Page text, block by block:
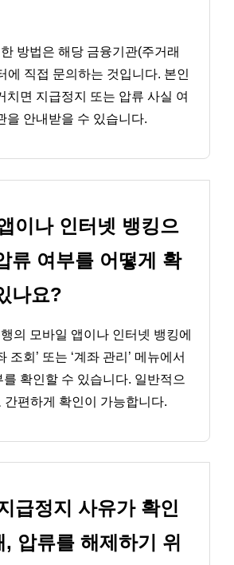
방법은 해당 금융기관(주거래
에 직접 문의하는 것입니다. 본인
치면 지급정지 또는 압류 사실 여
을 안내받을 수 있습니다.
이나 인터넷 뱅킹으
류 여부를 어떻게 확
나요?
의 모바일 앱이나 인터넷 뱅킹에
조회’ 또는 ‘계좌 관리’ 메뉴에서
확인할 수 있습니다. 일반적으
간편하게 확인이 가능합니다.
급정지 사유가 확인
, 압류를 해제하기 위